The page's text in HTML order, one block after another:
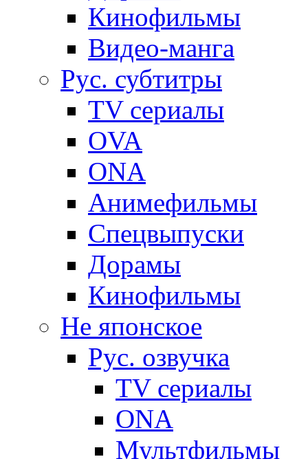
Кинофильмы
Видео-манга
Рус. субтитры
TV сериалы
OVA
ONA
Анимефильмы
Спецвыпуски
Дорамы
Кинофильмы
Не японское
Рус. озвучка
TV сериалы
ONA
Мультфильмы